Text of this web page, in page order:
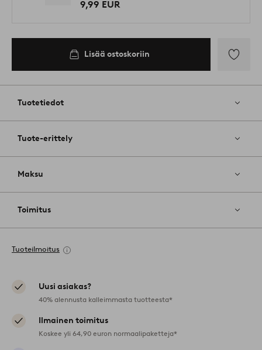
9,99 EUR
Lisää ostoskoriin
Tuotetiedot
Tuote-erittely
Maksu
Toimitus
Tuoteilmoitus
Uusi asiakas?
40% alennusta kalleimmasta tuotteesta*
Ilmainen toimitus
Koskee yli 64,90 euron normaalipaketteja*